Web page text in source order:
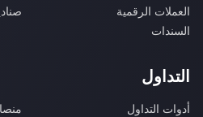
العملات الرقمية
السندات
التداول
أدوات التداول